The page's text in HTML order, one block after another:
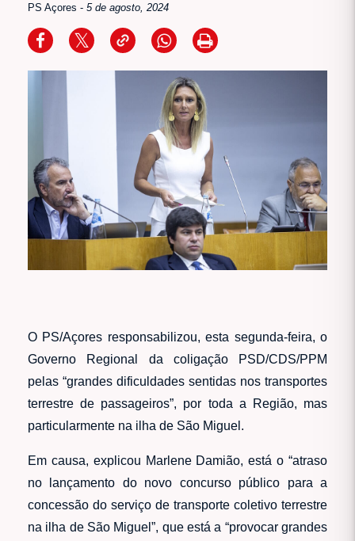
PS Açores - 5 de agosto, 2024
O PS/Açores responsabilizou, esta segunda-feira, o
Governo Regional da coligação PSD/CDS/PPM
pelas “grandes dificuldades sentidas nos transportes
terrestre de passageiros”, por toda a Região, mas
particularmente na ilha de São Miguel.
Em causa, explicou Marlene Damião, está o “atraso
no lançamento do novo concurso público para a
concessão do serviço de transporte coletivo terrestre
na ilha de São Miguel”, que está a “provocar grandes